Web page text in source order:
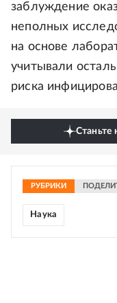
заблуждение
неполных
на основе
учитывали
риска
Станьте
РУБРИКИ
Наука